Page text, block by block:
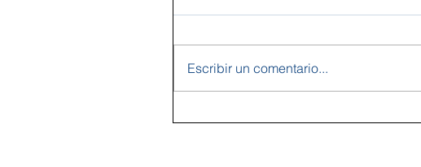
Escribir un comentario...